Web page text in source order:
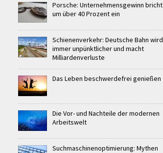
Porsche: Unternehmensgewinn bricht
um über 40 Prozent ein
Schienenverkehr: Deutsche Bahn wird
immer unpünktlicher und macht
Milliardenverluste
Das Leben beschwerdefrei genießen
Die Vor- und Nachteile der modernen
Arbeitswelt
Suchmaschinenoptimierung: Mythen